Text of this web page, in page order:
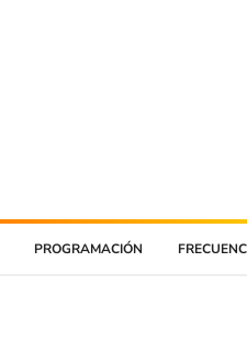
PROGRAMACIÓN